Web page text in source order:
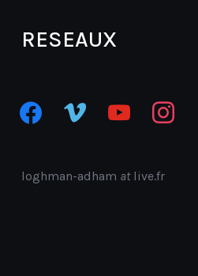
RESEAUX
facebookvimeo youtube instagram
loghman-adham atlive.fr